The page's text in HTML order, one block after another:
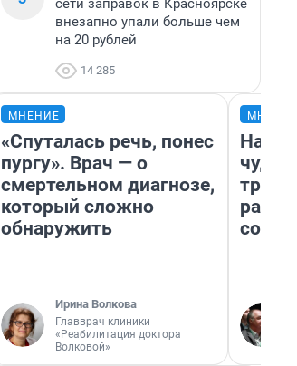
сети заправок в Красноярске
внезапно упали больше чем
на 20 рублей
14 285
МНЕНИЕ
«Спуталась речь, понес
пургу». Врач — о
смертельном диагнозе,
который сложно
обнаружить
Ирина Волкова
Главврач клиники
«Реабилитация доктора
Волковой»